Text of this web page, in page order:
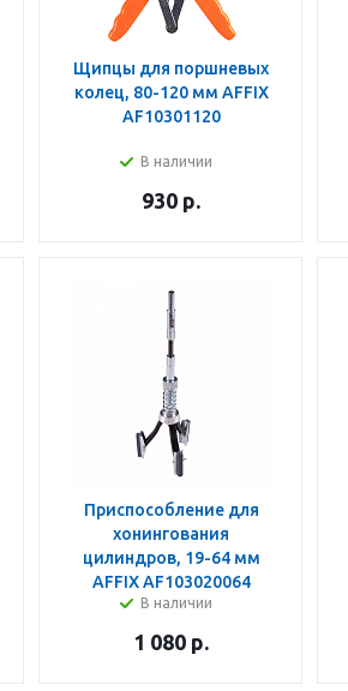
Щипцы для поршневых
колец, 80-120 мм AFFIX
AF10301120
В наличии
930 р.
Приспособление для
хонингования
цилиндров, 19-64 мм
AFFIX AF103020064
В наличии
1 080 р.